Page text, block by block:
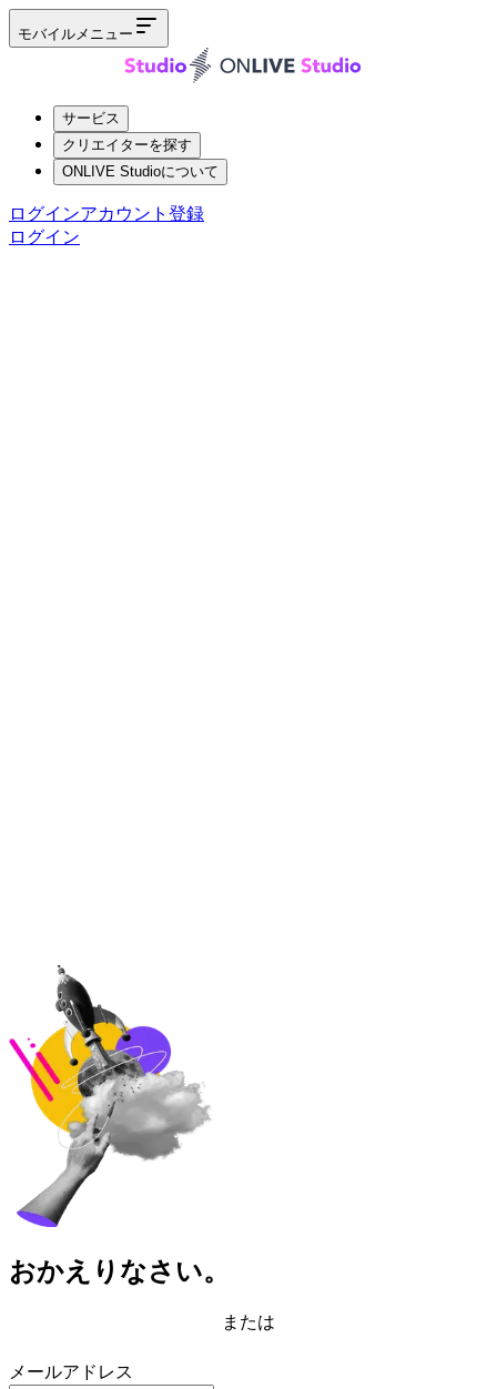
モバイルメニュー
サービス
クリエイターを探す
ONLIVE Studioについて
ログインアカウント登録
ログイン
おかえりなさい。
または
メールアドレス